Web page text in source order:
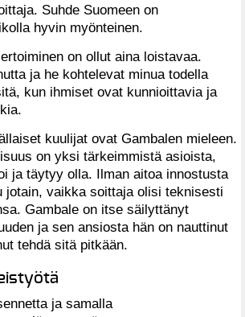
Suhde Suomeen on
hyvin myönteinen.
on ollut aina loistavaa.
ja he kohtelevat minua todella
kun ihmiset ovat kunnioittavia ja
kuulijat ovat Gambalen mieleen.
on yksi tärkeimmistä asioista,
ja täytyy olla. Ilman aitoa innostusta
jotain, vaikka soittaja olisi teknisesti
Gambale on itse säilyttänyt
ja sen ansiosta hän on nauttinut
tehdä sitä pitkään.
ja samalla